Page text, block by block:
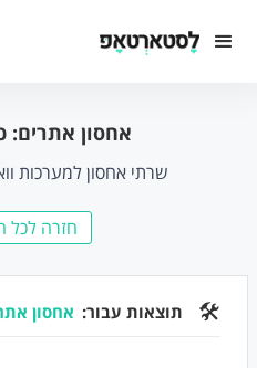
אחסון אתרים:
שרתי אחסון למערכות
חזרה לכל
🛠 תוצאות עבור: אחסון